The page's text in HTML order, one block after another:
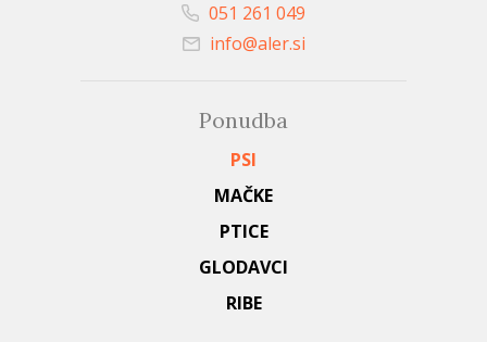
051 261 049
info@aler.si
Ponudba
PSI
MAČKE
PTICE
GLODAVCI
RIBE